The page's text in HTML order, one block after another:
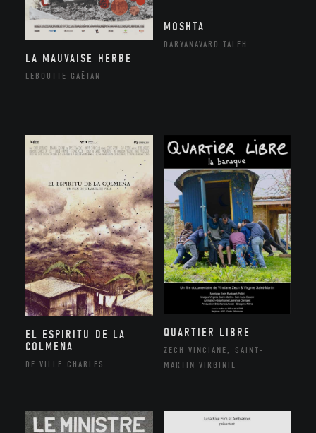
LA MAUVAISE HERBE
LEBOUTTE GAËTAN
MOSHTA
DARYANAVARD TALEH
EL ESPIRITU DE LA
COLMENA
DE VILLE CHARLES
QUARTIER LIBRE
ZECH VINCIANE, SAINT-
MARTIN VIRGINIE